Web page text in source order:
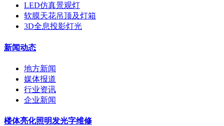
LED仿真景观灯
软膜天花吊顶及灯箱
3D全息投影灯光
新闻动态
地方新闻
媒体报道
行业资讯
企业新闻
楼体亮化照明发光字维修